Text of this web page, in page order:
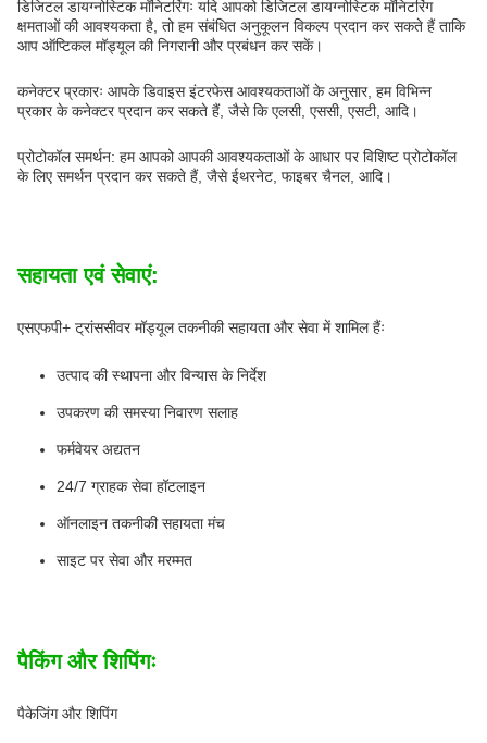
डिजिटल डायग्नोस्टिक मॉनिटरिंगः यदि आपको डिजिटल डायग्नोस्टिक मॉनिटरिंग
क्षमताओं की आवश्यकता है, तो हम संबंधित अनुकूलन विकल्प प्रदान कर सकते हैं ताकि
आप ऑप्टिकल मॉड्यूल की निगरानी और प्रबंधन कर सकें।
कनेक्टर प्रकारः आपके डिवाइस इंटरफेस आवश्यकताओं के अनुसार, हम विभिन्न
प्रकार के कनेक्टर प्रदान कर सकते हैं, जैसे कि एलसी, एससी, एसटी, आदि।
प्रोटोकॉल समर्थन: हम आपको आपकी आवश्यकताओं के आधार पर विशिष्ट प्रोटोकॉल
के लिए समर्थन प्रदान कर सकते हैं, जैसे ईथरनेट, फाइबर चैनल, आदि।
सहायता एवं सेवाएं:
एसएफपी+ ट्रांससीवर मॉड्यूल तकनीकी सहायता और सेवा में शामिल हैंः
उत्पाद की स्थापना और विन्यास के निर्देश
उपकरण की समस्या निवारण सलाह
फर्मवेयर अद्यतन
24/7 ग्राहक सेवा हॉटलाइन
ऑनलाइन तकनीकी सहायता मंच
साइट पर सेवा और मरम्मत
पैकिंग और शिपिंगः
पैकेजिंग और शिपिंग